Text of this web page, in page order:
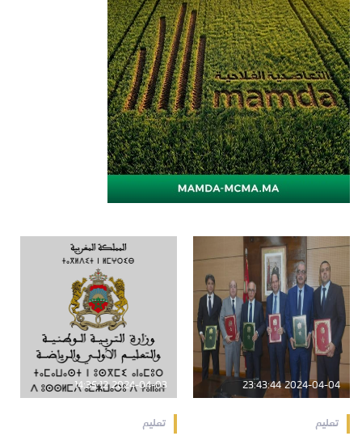
2024-04-04 23:43:44
تعليم
2024-04-03 14:35:12
تعليم